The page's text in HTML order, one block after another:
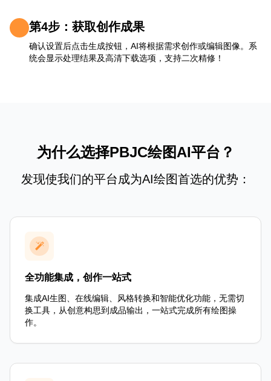
第4步：获取创作成果
确认设置后点击生成按钮，AI将根据需求创作或编辑图像。系
统会显示处理结果及高清下载选项，支持二次精修！
为什么选择PBJC绘图AI平台？
发现使我们的平台成为AI绘图首选的优势：
全功能集成，创作一站式
集成AI生图、在线编辑、风格转换和智能优化功能，无需切
换工具，从创意构思到成品输出，一站式完成所有绘图操
作。